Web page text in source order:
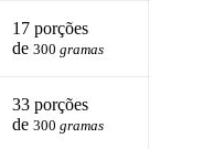
17 porções
de300gramas
33 porções
de300gramas